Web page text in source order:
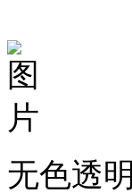
无色透